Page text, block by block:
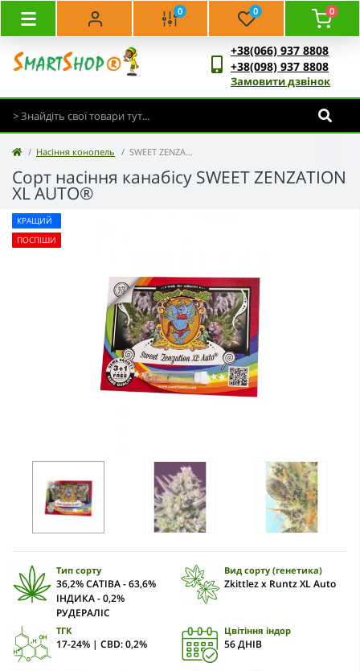
0 0 0
+38(066) 937 8808
+38(098) 937 8808
Замовити дзвінок
Насіння конопель SWEET ZENZATION XL AUTO®
Сорт насіння канабісу SWEET ZENZATION
XL AUTO®
КРАЩИЙ
ПОСПІШИ
Тип сорту
36,2% САТІВА - 63,6%
ІНДИКА - 0,2%
РУДЕРАЛІС
Вид сорту (генетика)
Zkittlez x Runtz XL Auto
ТГК
17-24% | CBD: 0,2%
Цвітіння індор
56 ДНІВ